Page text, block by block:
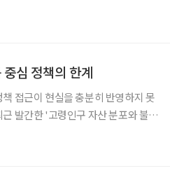
심 정책의 한계
접근이 현실을 충분히 반영하지 못
발간한 '고령인구 자산 분포와 불평